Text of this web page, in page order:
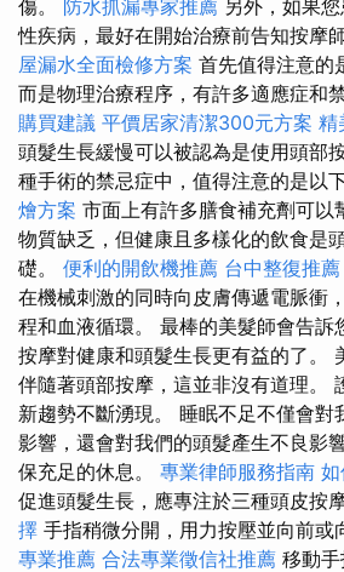
傷。 防水抓漏專家推薦 另外，如果
性疾病，最好在開始治療前告知按摩
屋漏水全面檢修方案 首先值得注意的
而是物理治療程序，有許多適應症和
購買建議 平價居家清潔300元方案 精
頭髮生長緩慢可以被認為是使用頭部
種手術的禁忌症中，值得注意的是以
燴方案 市面上有許多膳食補充劑可以
物質缺乏，但健康且多樣化的飲食是
礎。 便利的開飲機推薦 台中整復推薦
在機械刺激的同時向皮膚傳遞電脈衝
程和血液循環。 最棒的美髮師會告訴
按摩對健康和頭髮生長更有益的了。
伴隨著頭部按摩，這並非沒有道理。
新趨勢不斷湧現。 睡眠不足不僅會對
影響，還會對我們的頭髮產生不良影
保充足的休息。 專業律師服務指南
促進頭髮生長，應專注於三種頭皮按
擇 手指稍微分開，用力按壓並向前或
專業推薦 合法專業徵信社推薦 移動